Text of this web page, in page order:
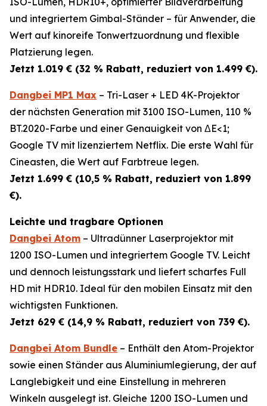
und integriertem Gimbal-Ständer – für Anwender, die
Wert auf kinoreife Tonwertzuordnung und flexible
Platzierung legen.
Jetzt 1.019 € (32 % Rabatt, reduziert von 1.499 €).
Dangbei MP1 Max – Tri-Laser + LED 4K-Projektor
der nächsten Generation mit 3100 ISO-Lumen, 110 %
BT.2020-Farbe und einer Genauigkeit von ΔE<1;
Google TV mit lizenziertem Netflix. Die erste Wahl für
Cineasten, die Wert auf Farbtreue legen.
Jetzt 1.699 € (10,5 % Rabatt, reduziert von 1.899
€).
Leichte und tragbare Optionen
Dangbei Atom – Ultradünner Laserprojektor mit
1200 ISO-Lumen und integriertem Google TV. Leicht
und dennoch leistungsstark und liefert scharfes Full
HD mit HDR10. Ideal für den mobilen Einsatz mit den
wichtigsten Funktionen.
Jetzt 629 € (14,9 % Rabatt, reduziert von 739 €).
Dangbei Atom Bundle – Enthält den Atom-Projektor
sowie einen Ständer aus Aluminiumlegierung, der auf
Langlebigkeit und eine Einstellung in mehreren
Winkeln ausgelegt ist. Gleiche 1200 ISO-Lumen und